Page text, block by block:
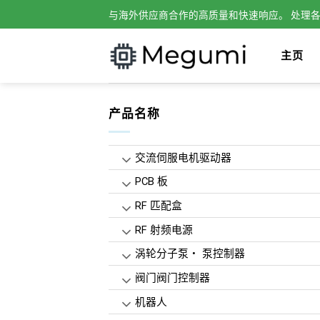
to
与海外供应商合作的高质量和快速响应。 处理
主页
产品名称
交流伺服电机驱动器
PCB 板
RF 匹配盒
RF 射频电源
涡轮分子泵・ 泵控制器
阀门阀门控制器
机器人